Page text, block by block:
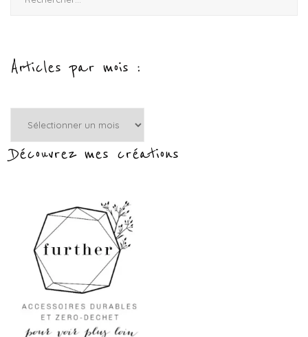
Articles par mois :
:Découvrez mes créations